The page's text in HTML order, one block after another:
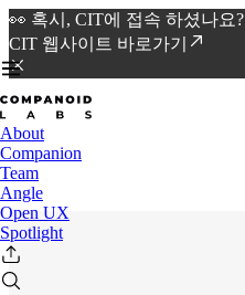
👀 혹시, CIT에 접속 하셨나요?
CIT 웹사이트 바로가기
About
Companion
Team
Angle
Open UX
Spotlight